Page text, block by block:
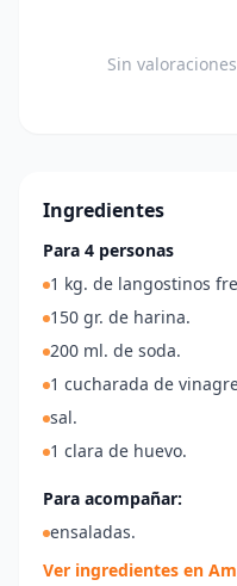
Sin
Ingredientes
Para 4 personas
1 kg. de langostinos
150 gr. de harina.
200 ml. de soda.
1 cucharada de
sal.
1 clara de huevo.
Para acompañar:
ensaladas.
Ver ingredientes en